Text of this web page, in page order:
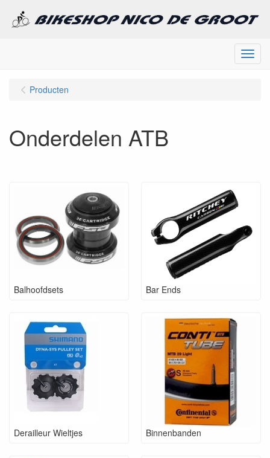
Menu
Producten
Onderdelen ATB
Balhoofdsets Bar Ends
Derailleur Wieltjes Binnenbanden